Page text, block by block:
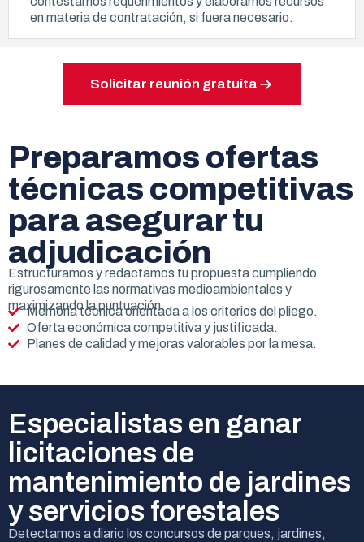
en materia de contratación, si fuera necesario.
Solicitar reunión gratuita
Preparamos ofertas
técnicas competitivas
para asegurar tu
adjudicación
Estructuramos y redactamos tu propuesta cumpliendo
rigurosamente las normativas medioambientales y
maximizando la puntuación.
Memoria técnica orientada a los criterios del pliego.
Oferta económica competitiva y justificada.
Planes de calidad y mejoras valorables por la mesa.
Especialistas en ganar
licitaciones de
mantenimiento de jardines
y servicios forestales
Detectamos a diario los concursos de parques, jardines,